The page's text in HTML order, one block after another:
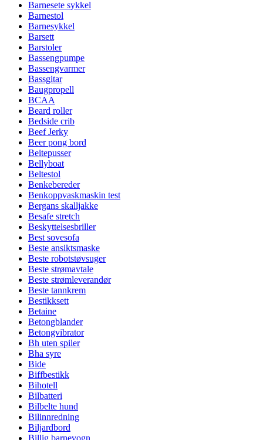
Barnesete sykkel
Barnestol
Barnesykkel
Barsett
Barstoler
Bassengpumpe
Bassengvarmer
Bassgitar
Baugpropell
BCAA
Beard roller
Bedside crib
Beef Jerky
Beer pong bord
Beitepusser
Bellyboat
Beltestol
Benkebereder
Benkoppvaskmaskin test
Bergans skalljakke
Besafe stretch
Beskyttelsesbriller
Best sovesofa
Beste ansiktsmaske
Beste robotstøvsuger
Beste strømavtale
Beste strømleverandør
Beste tannkrem
Bestikksett
Betaine
Betongblander
Betongvibrator
Bh uten spiler
Bha syre
Bide
Biffbestikk
Bihotell
Bilbatteri
Bilbelte hund
Bilinnredning
Biljardbord
Billig barnevogn